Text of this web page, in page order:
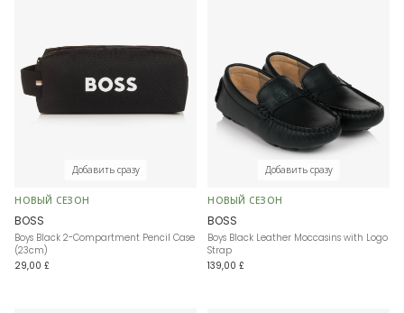
Добавить сразу
НОВЫЙ СЕЗОН
BOSS
Boys Black 2-Compartment Pencil Case
(23cm)
29,00 £
Добавить сразу
НОВЫЙ СЕЗОН
BOSS
Boys Black Leather Moccasins with Logo
Strap
139,00 £